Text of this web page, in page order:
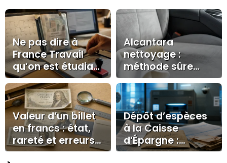
Ne pas dire à
France Travail
qu’on est étudiant
: le silence qui
peut coûter une
allocation
Alcantara
nettoyage :
méthode sûre
pour éviter les
auréoles et
préserver la
texture
Valeur d’un billet
en francs : état,
rareté et erreurs
à éviter avant de
Dépôt d’espèces
à la Caisse
d’Épargne :
preuves,